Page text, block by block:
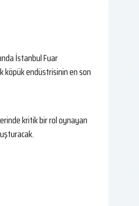
İstanbul Fuar
köpük endüstrisinin en son
kritik bir rol oynayan